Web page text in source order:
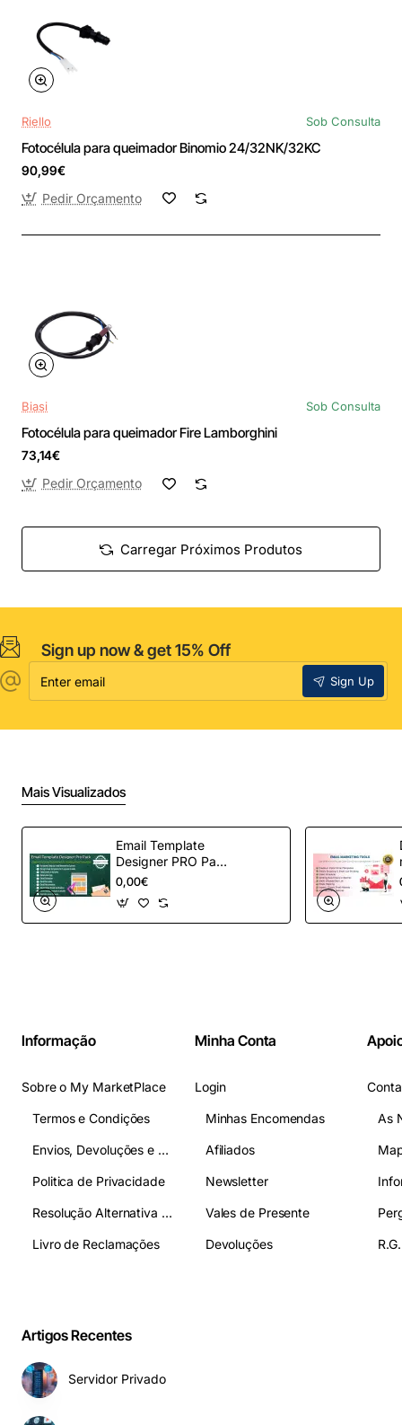
Riello Sob Consulta
Fotocélula para queimador Binomio 24/32NK/32KC
90,99€
Pedir Orçamento
Biasi Sob Consulta
Fotocélula para queimador Fire Lamborghini
73,14€
Pedir Orçamento
Carregar Próximos Produtos
Sign up now & get 15% Off
email
Sign Up
Mais Visualizados
Email Template
Designer PRO Pack
– Automação de e-
mail definitiva para
OpenCart
0,00€
Informação
Sobre o My MarketPlace
Termos e Condições
Envios, Devoluções e Pagamentos
Politica de Privacidade
Resolução Alternativa de Litígios
Livro de Reclamações
Minha Conta
Login
Minhas Encomendas
Afiliados
Newsletter
Vales de Presente
Devoluções
As
Artigos Recentes
Servidor Privado